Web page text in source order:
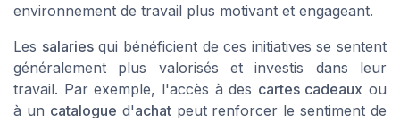
environnement de travail plus motivant et engageant.
Les salariesqui bénéficient de ces initiatives se sentent
généralement plus valorisés et investis dans leur
travail. Par exemple, l'accès à des cartes cadeaux ou
à un catalogue d'achatpeut renforcer le sentiment de